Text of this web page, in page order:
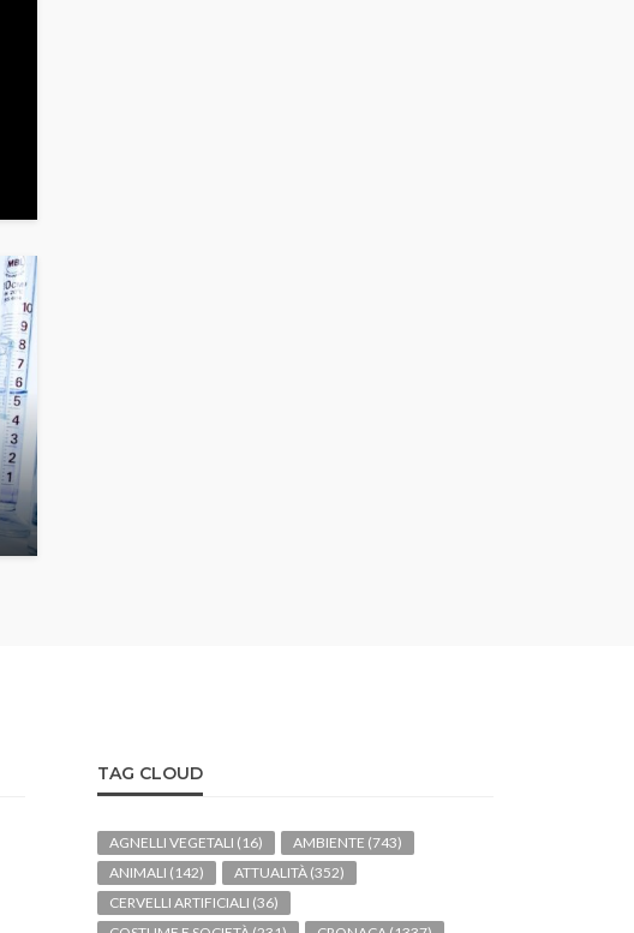
TAG CLOUD
AGNELLI VEGETALI (16) AMBIENTE (743)
ANIMALI (142) ATTUALITÀ (352)
CERVELLI ARTIFICIALI (36)